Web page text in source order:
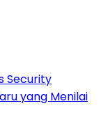
Security
yang Menilai